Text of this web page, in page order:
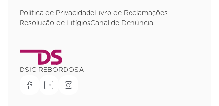
Política de Privacidade Livro de Reclamações
Resolução de LitígiosCanal de Denúncia
DSIC REBORDOSA